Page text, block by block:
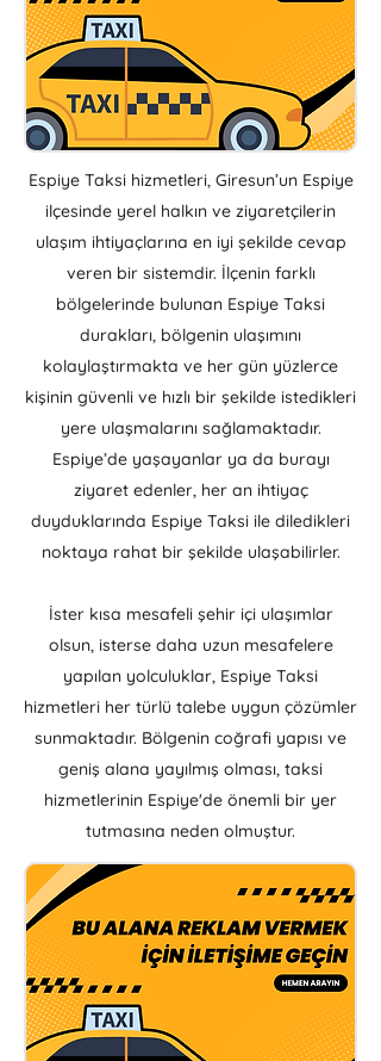
Espiye Taksi hizmetleri, Giresun’un Espiye
ilçesinde yerel halkın ve ziyaretçilerin
ulaşım ihtiyaçlarına en iyi şekilde cevap
veren bir sistemdir. İlçenin farklı
bölgelerinde bulunan Espiye Taksi
durakları, bölgenin ulaşımını
kolaylaştırmakta ve her gün yüzlerce
kişinin güvenli ve hızlı bir şekilde istedikleri
yere ulaşmalarını sağlamaktadır.
Espiye’de yaşayanlar ya da burayı
ziyaret edenler, her an ihtiyaç
duyduklarında Espiye Taksi ile diledikleri
noktaya rahat bir şekilde ulaşabilirler.
İster kısa mesafeli şehir içi ulaşımlar
olsun, isterse daha uzun mesafelere
yapılan yolculuklar, Espiye Taksi
hizmetleri her türlü talebe uygun çözümler
sunmaktadır. Bölgenin coğrafi yapısı ve
geniş alana yayılmış olması, taksi
hizmetlerinin Espiye'de önemli bir yer
tutmasına neden olmuştur.